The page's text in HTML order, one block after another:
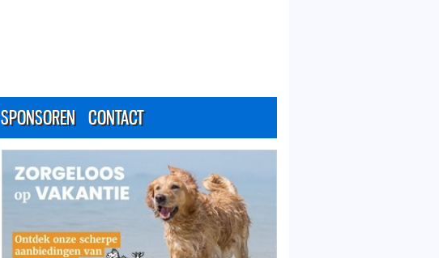
SPONSOREN CONTACT